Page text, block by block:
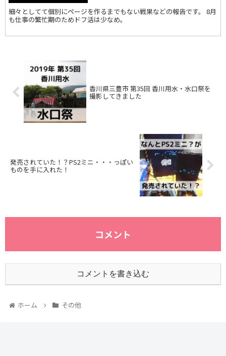
細々としてて個別にページを作るまでもない戦果などの報告です。 8月
も仕事の繁忙期のためドフ活は少なめ。
香川県三豊市 第35回 香川用水・水口祭を
撮影してきました
発売されていた！？PS2ミニ・・・っぽい
ものを手に入れた！
コメント
コメントを書き込む
ホーム その他